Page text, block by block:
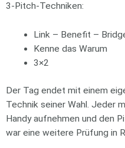
3-Pitch-Techniken:
Link – Benefit –
Kenne das Warum
3×2
Der Tag endet mit einem
Technik seiner Wahl. Jeder
Handy aufnehmen und den
war eine weitere Prüfung in